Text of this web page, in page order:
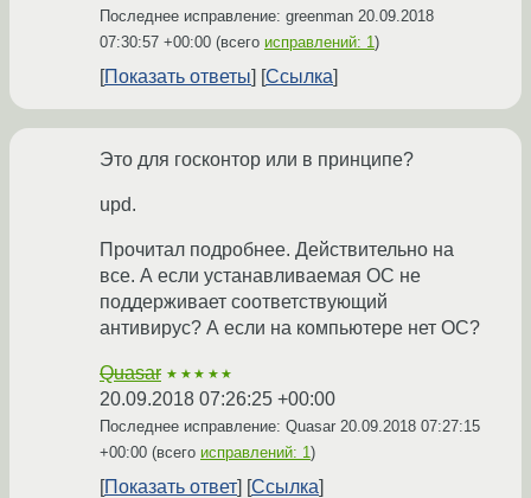
Последнее исправление: greenman 20.09.2018
07:30:57 +00:00 (всего исправлений: 1 )
Показать ответы Ссылка
Это для госконтор или в принципе?
upd.
Прочитал подробнее. Действительно на
все. А если устанавливаемая ОС не
поддерживает соответствующий
антивирус? А если на компьютере нет ОС?
Quasar ★★★★★
20.09.2018 07:26:25 +00:00
Последнее исправление: Quasar 20.09.2018 07:27:15
+00:00 (всего исправлений: 1 )
Показать ответ Ссылка